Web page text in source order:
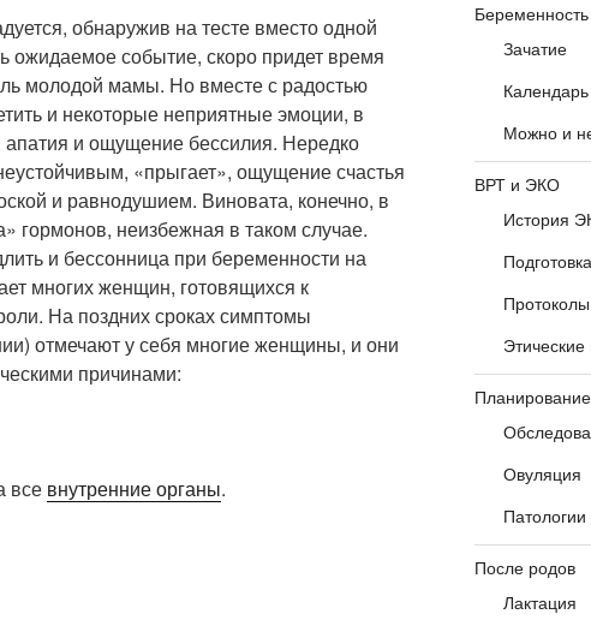
обнаружив на тесте вместо одной
ожидаемое событие, скоро придет время
молодой мамы. Но вместе с радостью
и некоторые неприятные эмоции, в
апатия и ощущение бессилия. Нередко
«прыгает», ощущение счастья
и равнодушием. Виновата, конечно, в
гормонов, неизбежная в таком случае.
и бессонница при беременности на
многих женщин, готовящихся к
На поздних сроках симптомы
отмечают у себя многие женщины, и они
причинами:
все внутренние органы.
Беременность
Зачатие
Календарь
Можно и
ВРТ и ЭКО
История
Подготовка
Планирование
Овуляция
Патологии
После родов
Лактация